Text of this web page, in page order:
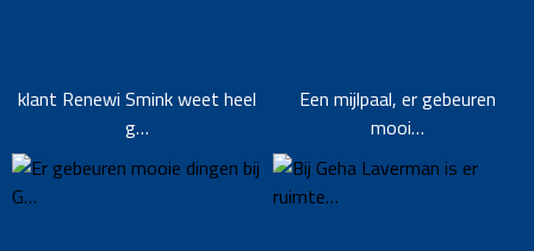
klant Renewi Smink weet heel
g…
Een mijlpaal, er gebeuren
mooi…